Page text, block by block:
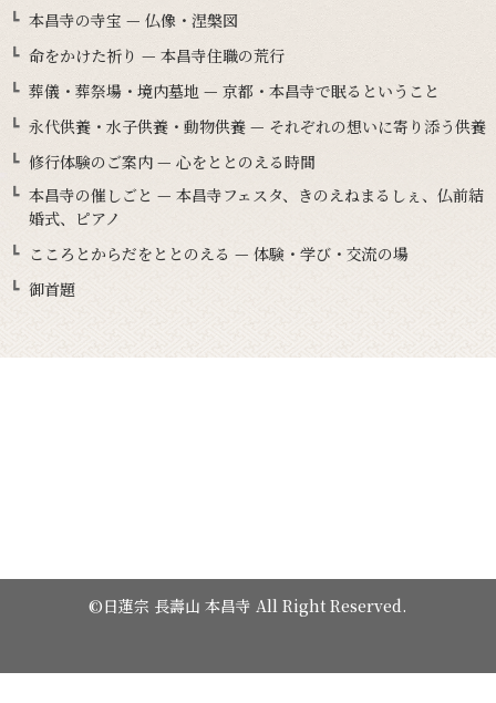
本昌寺の寺宝 — 仏像・涅槃図
命をかけた祈り — 本昌寺住職の荒行
葬儀・葬祭場・境内墓地 — 京都・本昌寺で眠るということ
永代供養・水子供養・動物供養 — それぞれの想いに寄り添う供養
修行体験のご案内 — 心をととのえる時間
本昌寺の催しごと — 本昌寺フェスタ、きのえねまるしぇ、仏前結
婚式、ピアノ
こころとからだをととのえる — 体験・学び・交流の場
御首題
©日蓮宗 長壽山 本昌寺 All Right Reserved.